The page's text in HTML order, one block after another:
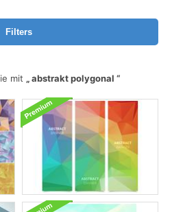
Filters
mit
abstrakt polygonal